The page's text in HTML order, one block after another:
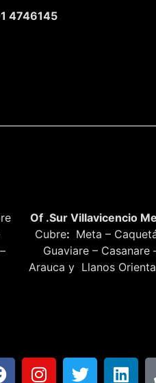
4746145
Of .Sur Villavicencio
Cubre: Meta –
Guaviare – Casanare
Arauca y Llanos